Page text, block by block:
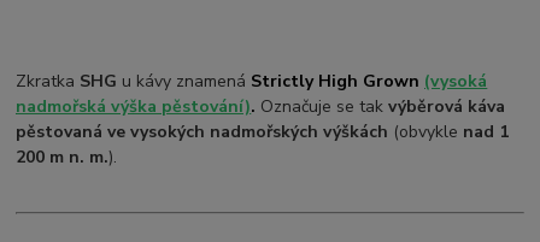
Zkratka SHG u kávy znamená Strictly High Grown (vysoká
nadmořská výška pěstování). Označuje se takvýběrová káva
pěstovaná ve vysokých nadmořských výškách (obvykle nad 1
200 m n. m.).